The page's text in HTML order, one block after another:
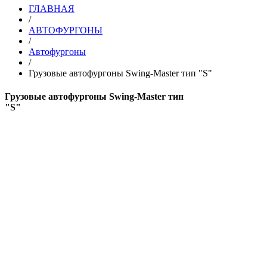
ГЛАВНАЯ
/
АВТОФУРГОНЫ
/
Автофургоны
/
Грузовые автофургоны Swing-Master тип "S"
Грузовые автофургоны Swing-Master тип
"S"